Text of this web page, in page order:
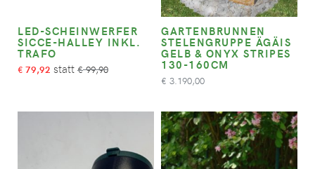
LED-SCHEINWERFER
SICCE-HALLEY INKL.
TRAFO
€ 79,92 €99,90
GARTENBRUNNEN
STELENGRUPPE ÄGÄIS
GELB & ONYX STRIPES
130-160CM
€ 3.190,00